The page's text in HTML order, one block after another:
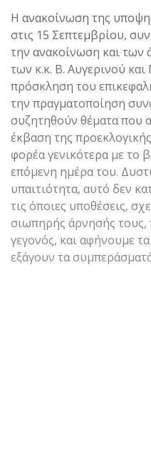
Η ανακοίνωση της
στις 15 Σεπτεμβρίου,
την ανακοίνωση και
των κ.κ. Β. Αυγερινού
πρόσκληση του
την πραγματοποίηση
συζητηθούν θέματα που
έκβαση της
φορέα γενικότερα με το
επόμενη ημέρα του.
υπαιτιότητα, αυτό δεν
τις όποιες υποθέσεις,
σιωπηρής άρνησής τους,
γεγονός, και αφήνουμε
εξάγουν τα